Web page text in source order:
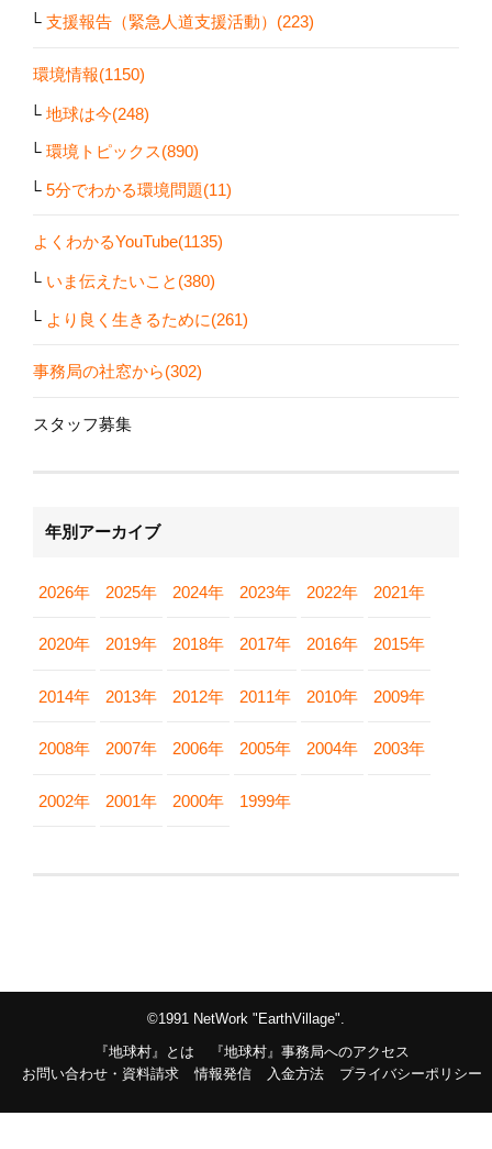
支援報告（緊急人道支援活動）(223)
環境情報(1150)
地球は今(248)
環境トピックス(890)
5分でわかる環境問題(11)
よくわかるYouTube(1135)
いま伝えたいこと(380)
より良く生きるために(261)
事務局の社窓から(302)
スタッフ募集
年別アーカイブ
2026年 2025年 2024年 2023年 2022年 2021年
2020年 2019年 2018年 2017年 2016年 2015年
2014年 2013年 2012年 2011年 2010年 2009年
2008年 2007年 2006年 2005年 2004年 2003年
2002年 2001年 2000年 1999年
©1991 NetWork "EarthVillage".
『地球村』とは
『地球村』事務局へのアクセス
お問い合わせ・資料請求
情報発信 入金方法 プライバシーポリシー